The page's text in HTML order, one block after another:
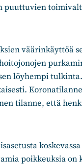
puuttuvien
väärinkäyttöä
löyhempi
tilanne, että
poikkeuksia on